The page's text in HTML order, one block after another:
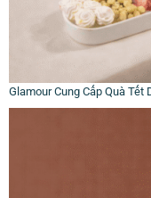
Glamour Cung Cấp Quà Tết